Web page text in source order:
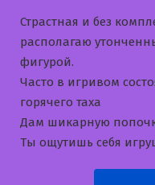
Страстная и без
располагаю
фигурой.
Часто в игривом
горячего таха
Дам шикарную
Ты ощутишь себя